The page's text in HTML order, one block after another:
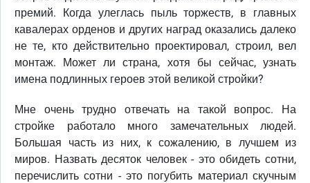
премий. Когда улеглась пыль торжеств, в главных
кавалерах орденов и других наград оказались далеко
не те, кто действительно проектировал, строил, вел
монтаж. Может ли страна, хотя бы сейчас, узнать
имена подлинных героев этой великой стройки?
Мне очень трудно отвечать на такой вопрос. На
стройке работало много замечательных людей.
Большая часть из них, к сожалению, в лучшем из
миров. Назвать десяток человек - это обидеть сотни,
перечислить сотни - это погубить материал скучным